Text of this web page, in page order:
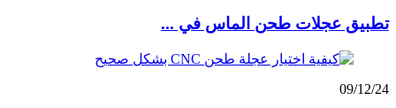
تطبيق عجلات طحن الماس في ...
09/12/24